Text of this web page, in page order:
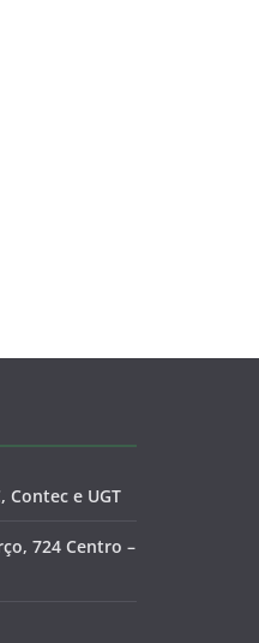
Contec e UGT
724 Centro –